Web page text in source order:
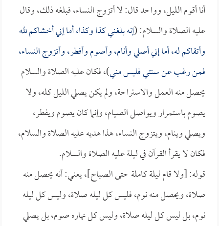
أنا أقوم الليل، وواحد قال: لا أتزوج النساء، فبلغه ذلك، وقال
عليه الصلاة والسلام: (إنه بلغني كذا وكذا، أما إني أخشاكم لله
وأتقاكم له، أما إني أصلي وأنام، وأصوم وأفطر، وأتزوج النساء،
فمن رغب عن سنتي فليس مني)، فكان عليه الصلاة والسلام
يحصل منه العمل والاستراحة، ولم يكن يصلي الليل كله، ولا
يصوم باستمرار ويواصل الصيام، وإنما كان يصوم ويفطر،
ويصلي وينام، ويتزوج النساء، هذا هديه عليه الصلاة والسلام،
فكان لا يقرأ القرآن في ليلة عليه الصلاة والسلام.
قوله: [ولا قام ليلة كاملة حتى الصباح]، يعني: أنه يحصل منه
صلاة، ويحصل منه نوم، فليس كل ليله صلاة، وليس كل ليله
نوم، بل ليس كل ليله صلاة، وليس كل نهاره صوم، بل يصلي